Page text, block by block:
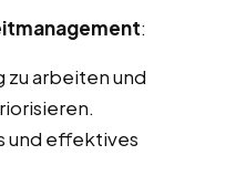
:
zu arbeiten und
und effektives